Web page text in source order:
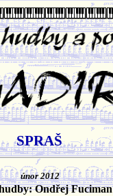
SPRAŠ
únor 2012
Ondřej Fuciman